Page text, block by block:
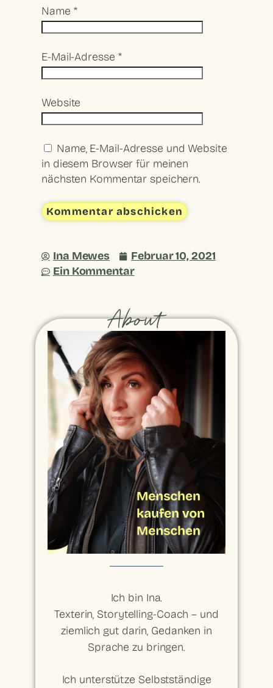
Name *
E-Mail-Adresse *
Website
Name, E-Mail-Adresse und Website
in diesem Browser für meinen
nächsten Kommentar speichern.
Ina Mewes
Februar 10, 2021
Ein Kommentar
About
Ich bin Ina.
Texterin, Storytelling-Coach – und
ziemlich gut darin, Gedanken in
Sprache zu bringen.
Ich unterstütze Selbstständige